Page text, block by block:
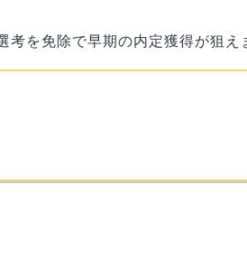
を免除で早期の内定獲得が狙え